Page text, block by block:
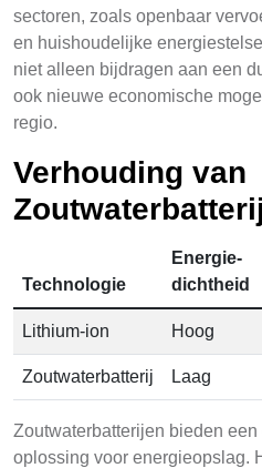
sectoren, zoals openbaar
en huishoudelijke
niet alleen bijdragen aan een
ook nieuwe economische
regio.
Verhouding van
Technologie
Energie-
dichtheid
Lithium-ion Hoog
Zoutwaterbatterij Laag
Zoutwaterbatterijen bieden
oplossing voor energieopslag.